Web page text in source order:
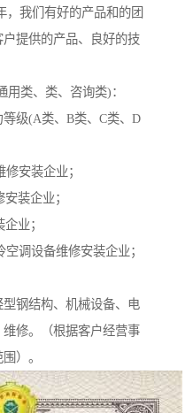
，我们有好的产品和的团
提供的产品、良好的技
类、类、咨询类)：
级(A类、B类、C类、D
安装企业；
装企业；
业；
调设备维修安装企业；
钢结构、机械设备、电
修。（根据客户经营事
）。